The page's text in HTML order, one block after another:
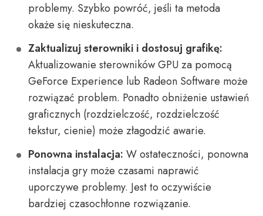
problemy. Szybko powróć, jeśli ta metoda
okaże się nieskuteczna.
Zaktualizuj sterowniki i dostosuj grafikę:
Aktualizowanie sterowników GPU za pomocą
GeForce Experience lub Radeon Software może
rozwiązać problem. Ponadto obniżenie ustawień
graficznych (rozdzielczość, rozdzielczość
tekstur, cienie) może złagodzić awarie.
Ponowna instalacja: W ostateczności, ponowna
instalacja gry może czasami naprawić
uporczywe problemy. Jest to oczywiście
bardziej czasochłonne rozwiązanie.